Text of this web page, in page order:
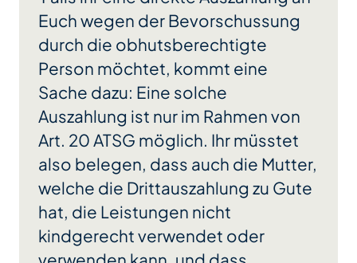
Euch wegen der Bevorschussung
durch die obhutsberechtigte
Person möchtet, kommt eine
Sache dazu: Eine solche
Auszahlung ist nur im Rahmen von
Art. 20 ATSG möglich. Ihr müsstet
also belegen, dass auch die Mutter,
welche die Drittauszahlung zu Gute
hat, die Leistungen nicht
kindgerecht verwendet oder